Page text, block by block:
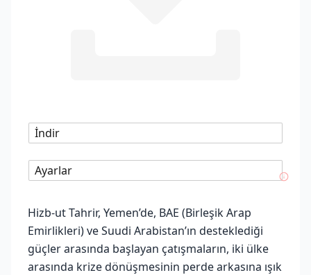
İndir
Ayarlar
Hizb-ut Tahrir, Yemen’de, BAE (Birleşik Arap
Emirlikleri) ve Suudi Arabistan’ın desteklediği
güçler arasında başlayan çatışmaların, iki ülke
arasında krize dönüşmesinin perde arkasına ışık